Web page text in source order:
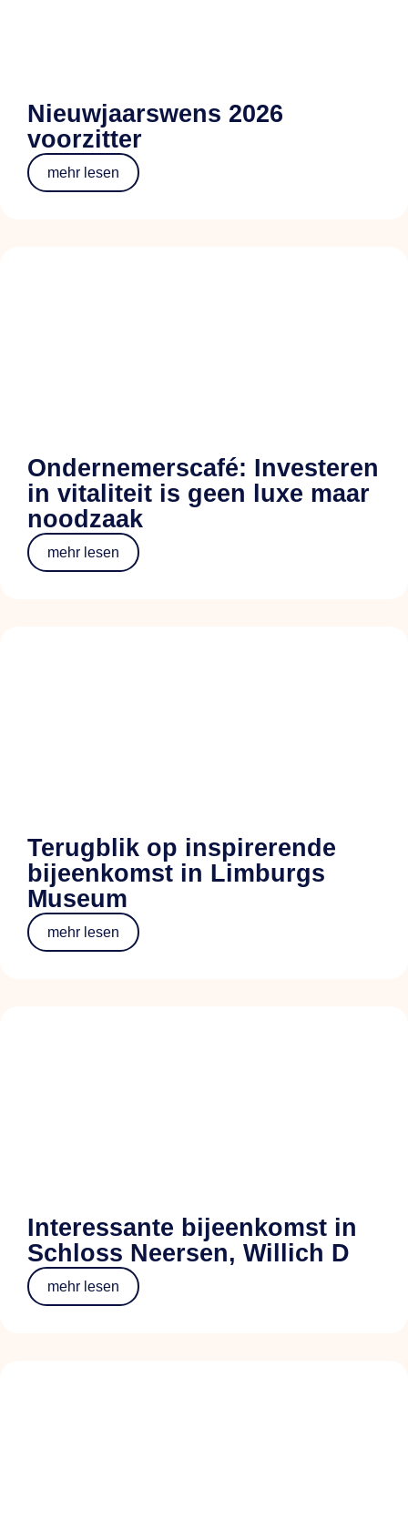
Nieuwjaarswens 2026
voorzitter
mehr lesen
Ondernemerscafé: Investeren
in vitaliteit is geen luxe maar
noodzaak
mehr lesen
Terugblik op inspirerende
bijeenkomst in Limburgs
Museum
mehr lesen
Interessante bijeenkomst in
Schloss Neersen, Willich D
mehr lesen